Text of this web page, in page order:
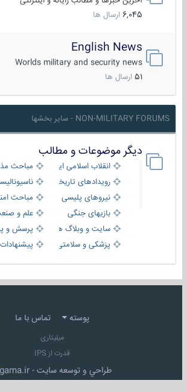
6,045 ارسال ها
English News
Worlds military and security news
51 ارسال ها
NON-MILITARY FORUMS - سایر بخشها
دیگر موضوعات و مطالب
انقلاب اسلامی ایران
مباحث
رویدادهای تاریخی و مذهبیناسیونالیسم
نیروهای پلیسی
مباحث
بازیهای جنگی
علم و صنعت
سایت و وبلاگ ها
پرسش و
پزشکی و سلامتی
پیشنهادات و
پوسته تماس با ما
میلیتاری
قدرت از IPS
طراحي و توسعه سايت -gama.ir